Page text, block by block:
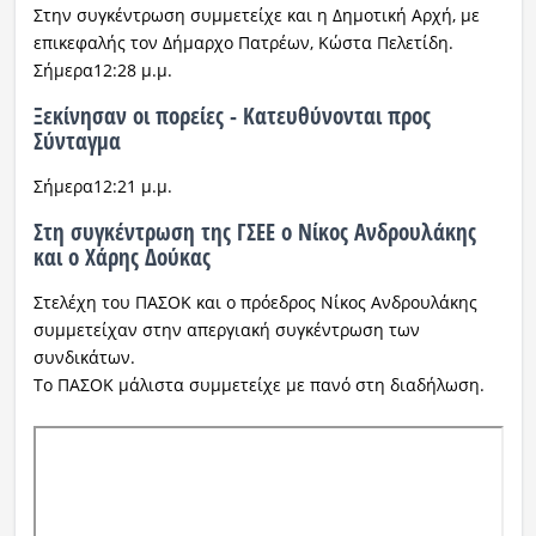
Στην συγκέντρωση συμμετείχε και η Δημοτική Αρχή, με
επικεφαλής τον Δήμαρχο Πατρέων, Κώστα Πελετίδη.
Σήμερα12:28 μ.μ.
Ξεκίνησαν οι πορείες - Κατευθύνονται προς
Σύνταγμα
Σήμερα12:21 μ.μ.
Στη συγκέντρωση της ΓΣΕΕ ο Νίκος Ανδρουλάκης
και ο Χάρης Δούκας
Στελέχη του ΠΑΣΟΚ και ο πρόεδρος Νίκος Ανδρουλάκης
συμμετείχαν στην απεργιακή συγκέντρωση των
συνδικάτων.
Το ΠΑΣΟΚ μάλιστα συμμετείχε με πανό στη διαδήλωση.